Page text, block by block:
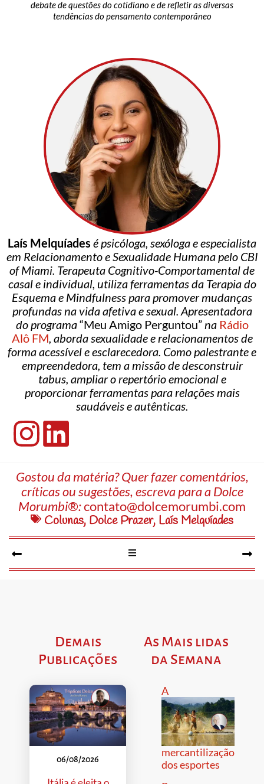
debate de questões do cotidiano e de refletir as diversas
tendências do pensamento contemporâneo
Laís Melquíades é psicóloga, sexóloga e especialista
em Relacionamento e Sexualidade Humana pelo CBI
of Miami. Terapeuta Cognitivo-Comportamental de
casal e individual, utiliza ferramentas da Terapia do
Esquema e Mindfulness para promover mudanças
profundas na vida afetiva e sexual. Apresentadora
do programa“Meu Amigo Perguntou”na Rádio
Alô FM, aborda sexualidade e relacionamentos de
forma acessível e esclarecedora. Como palestrante e
empreendedora, tem a missão de desconstruir
tabus, ampliar o repertório emocional e
proporcionar ferramentas para relações mais
saudáveis e autênticas.
Gostou da matéria? Quer fazer comentários,
críticas ou sugestões, escreva para a Dolce
Morumbi®:contato@dolcemorumbi.com
Colunas, Dolce Prazer, Laís Melquíades
Demais
Publicações
06/08/2026
As Mais lidas
da Semana
A
mercantilização
dos esportes